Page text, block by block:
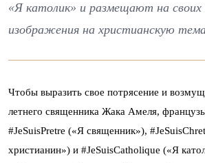
«Я католик» и размещают на своих
изображения на христианскую
Чтобы выразить свое потрясение и
летнего священника Жака Амеля,
#JeSuisPretre («Я священник»),
христианин») и #JeSuisCatholique («Я